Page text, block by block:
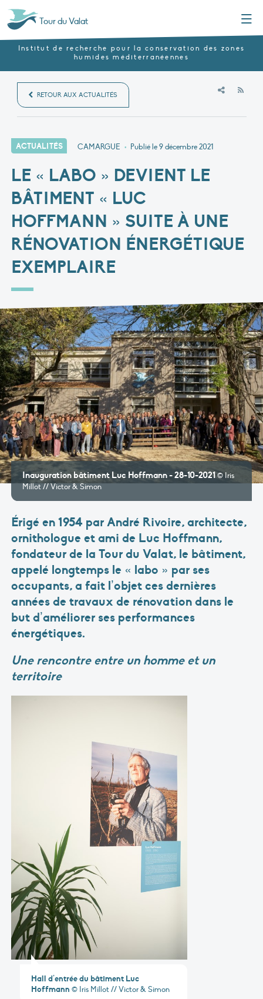
Tour du Valat
Institut de recherche pour la conservation des zones
humides méditerranéennes
RETOUR AUX ACTUALITÉS
ACTUALITÉS CAMARGUE • Publié le9 décembre 2021
LE « LABO » DEVIENT LE
BÂTIMENT « LUC
HOFFMANN » SUITE À UNE
RÉNOVATION ÉNERGÉTIQUE
EXEMPLAIRE
Inauguration bâtiment Luc Hoffmann - 28-10-2021© Iris
Millot // Victor & Simon
Érigé en 1954 par André Rivoire, architecte,
ornithologue et ami de Luc Hoffmann,
fondateur de la Tour du Valat, le bâtiment,
appelé longtemps le « labo » par ses
occupants, a fait l’objet ces dernières
années de travaux de rénovation dans le
but d’améliorer ses performances
énergétiques.
Une rencontre entre un homme et un
territoire
Hall d’entrée du bâtiment Luc
Hoffmann © Iris Millot // Victor & Simon